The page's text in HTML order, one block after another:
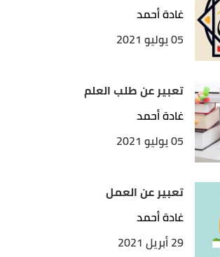
غادة أحمد
05 يوليو 2021
تعبير عن طلب العلم
غادة أحمد
05 يوليو 2021
تعبير عن العمل
غادة أحمد
29 أبريل 2021